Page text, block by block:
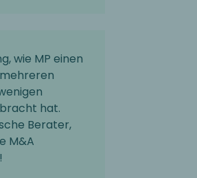
wie MP einen
hat.
Berater,
M&A